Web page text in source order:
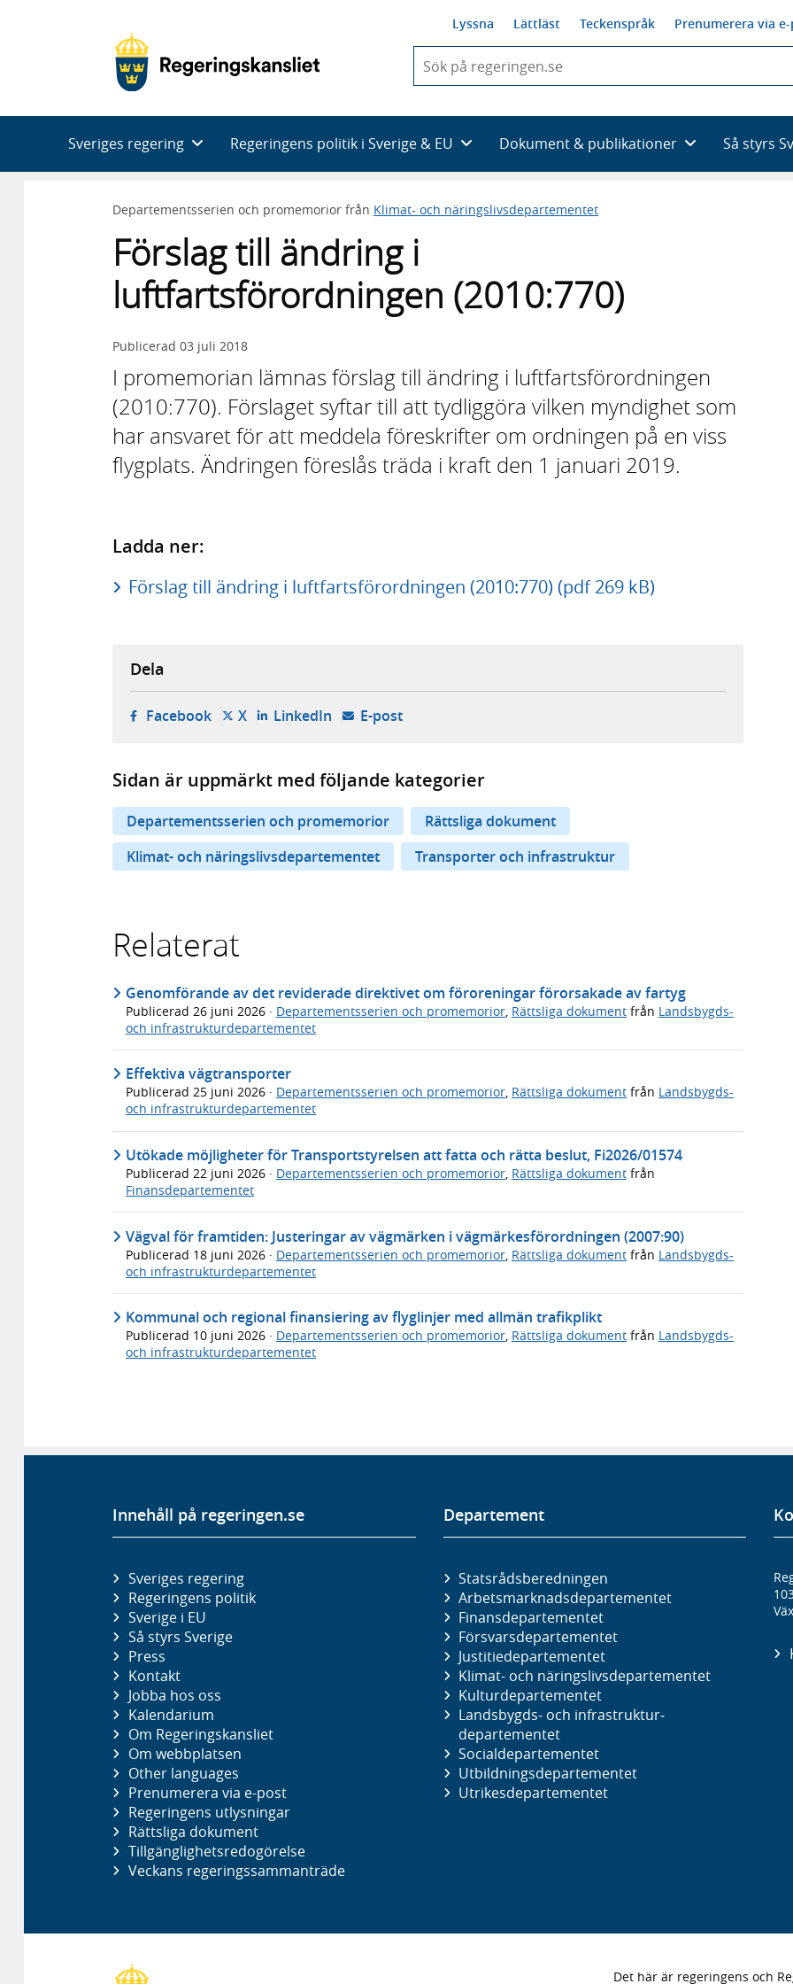
Lyssna Lättläst Teckenspråk Prenumerera via
du
skriva
framträder
en
med
Sveriges regering Regeringens politik i Sverige & EU Dokument & publikationer Så styrs
Departementsserien och promemorior från Klimat- och näringslivsdepartementet
Förslag till ändring i
luftfartsförordningen (2010:770)
Publicerad 03 juli 2018
I promemorian lämnas förslag till ändring i luftfartsförordningen
(2010:770). Förslaget syftar till att tydliggöra vilken myndighet som
har ansvaret för att meddela föreskrifter om ordningen på en viss
flygplats. Ändringen föreslås träda i kraft den 1 januari 2019.
Ladda ner:
Förslag till ändring i luftfartsförordningen (2010:770) (pdf 269 kB)
Dela
Facebook- öppnas i ny flik, extern webbplats,
X- öppnas i ny flik, extern webbplats,
LinkedIn- öppnas i ny flik, extern webbplats,
E-post- öppnar din e-postklient,
Sidan är uppmärkt med följande kategorier
Departementsserien och promemorior
Rättsliga dokument
Klimat- och näringslivsdepartementet
Transporter och infrastruktur
Relaterat
Genomförande av det reviderade direktivet om föroreningar förorsakade av fartyg
Publicerad 26 juni 2026 · Departementsserien och promemorior Rättsliga dokument från Landsbygds-
och infrastrukturdepartementet
Effektiva vägtransporter
Publicerad 25 juni 2026 · Departementsserien och promemorior, Rättsliga dokument från Landsbygds-
och infrastrukturdepartementet
Utökade möjligheter för Transportstyrelsen att fatta och rätta beslut, Fi2026/01574
Publicerad 22 juni 2026 · Departementsserien och promemorior, Rättsliga dokument från
Finansdepartementet
Vägval för framtiden: Justeringar av vägmärken i vägmärkesförordningen (2007:90)
Publicerad 18 juni 2026 · Departementsserien och promemorior Rättsliga dokument från Landsbygds-
och infrastrukturdepartementet
Kommunal och regional finansiering av flyglinjer med allmän trafikplikt
Publicerad 10 juni 2026 · Departementsserien och promemorior, Rättsliga dokument från Landsbygds-
och infrastrukturdepartementet
Innehåll på regeringen.se
Sveriges regering
Regeringens politik
Sverige i EU
Så styrs Sverige
Press
Kontakt
Jobba hos oss
Kalendarium
Om Regeringskansliet
Om webbplatsen
Other languages
Prenumerera via e-post
Regeringens utlysningar
Rättsliga dokument
Tillgänglighetsredogörelse
Veckans regeringssammanträde
Departement
Statsrådsberedningen
Arbetsmarknads­departementet
Finans­departementet
Försvars­departementet
Justitie­departementet
Klimat- och näringslivs­departementet
Kultur­departementet
Landsbygds- och infrastruktur­
departementet
Social­departementet
Utbildnings­departementet
Utrikes­departementet
Det här är regeringens och